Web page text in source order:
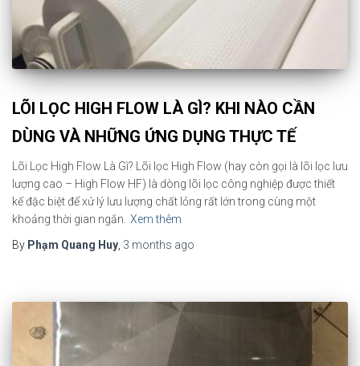
LÕI LỌC HIGH FLOW LÀ GÌ? KHI NÀO CẦN
DÙNG VÀ NHỮNG ỨNG DỤNG THỰC TẾ
Lõi Lọc High Flow Là Gì? Lõi lọc High Flow (hay còn gọi là lõi lọc lưu
lượng cao – High Flow HF) là dòng lõi lọc công nghiệp được thiết
kế đặc biệt để xử lý lưu lượng chất lỏng rất lớn trong cùng một
khoảng thời gian ngắn. Xem thêm
By Phạm Quang Huy 3 months ago